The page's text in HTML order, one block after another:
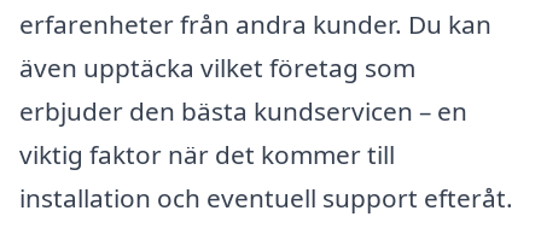
erfarenheter från andra kunder. Du kan
även upptäcka vilket företag som
erbjuder den bästa kundservicen – en
viktig faktor när det kommer till
installation och eventuell support efteråt.